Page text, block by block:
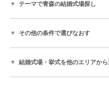
テーマで青森の結婚式場探し
その他の条件で選びなおす
結婚式場・挙式を他のエリアか